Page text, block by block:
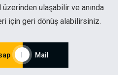
ulaşabilir ve anında
için geri dönüş alabilirsiniz.
Mail